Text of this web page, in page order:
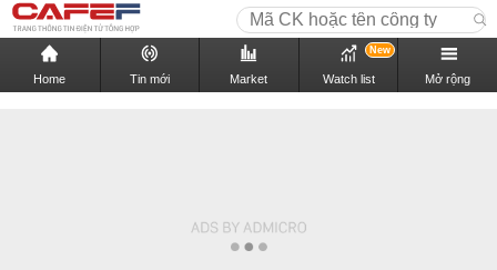
Home Tin mới Market Watch list
New
Mở rộng